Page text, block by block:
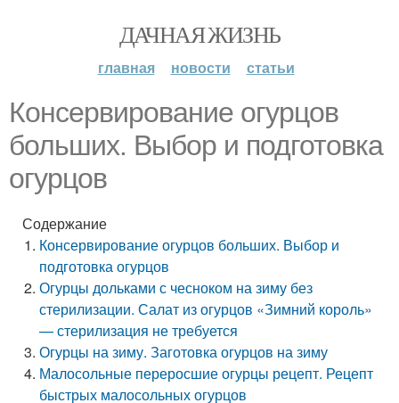
ДАЧНАЯ ЖИЗНЬ
главная новости статьи
Консервирование огурцов
больших. Выбор и подготовка
огурцов
Содержание
Консервирование огурцов больших. Выбор и
подготовка огурцов
Огурцы дольками с чесноком на зиму без
стерилизации. Салат из огурцов «Зимний король»
— стерилизация не требуется
Огурцы на зиму. Заготовка огурцов на зиму
Малосольные переросшие огурцы рецепт. Рецепт
быстрых малосольных огурцов